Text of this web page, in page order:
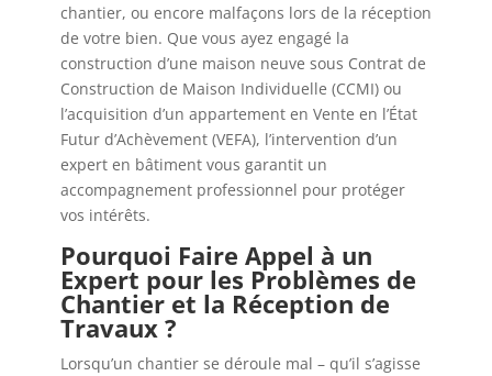
chantier, ou encore malfaçons lors de la réception
de votre bien. Que vous ayez engagé la
construction d’une maison neuve sous Contrat de
Construction de Maison Individuelle (CCMI) ou
l’acquisition d’un appartement en Vente en l’État
Futur d’Achèvement (VEFA), l’intervention d’un
expert en bâtiment vous garantit un
accompagnement professionnel pour protéger
vos intérêts.
Pourquoi Faire Appel à un
Expert pour les Problèmes de
Chantier et la Réception de
Travaux ?
Lorsqu’un chantier se déroule mal – qu’il s’agisse